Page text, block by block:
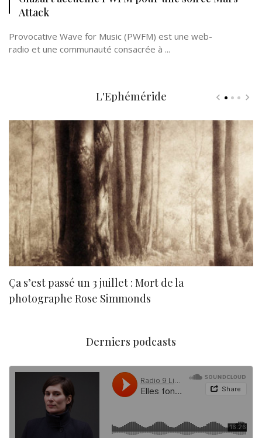
Attack
Provocative Wave for Music (PWFM) est une web-
radio et une communauté consacrée à ...
L'Ephéméride
Ça s’est passé un 3 juillet : Mort de la
photographe Rose Simmonds
Derniers podcasts